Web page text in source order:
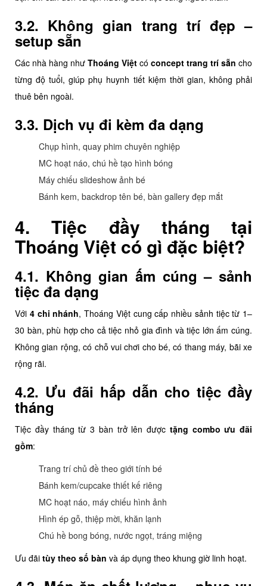
3.2. Không gian trang trí đẹp –
setup sẵn
Các nhà hàng như Thoáng Việt có concept trang trí sẵn cho
từng độ tuổi, giúp phụ huynh tiết kiệm thời gian, không phải
thuê bên ngoài.
3.3. Dịch vụ đi kèm đa dạng
Chụp hình, quay phim chuyên nghiệp
MC hoạt náo, chú hề tạo hình bóng
Máy chiếu slideshow ảnh bé
Bánh kem, backdrop tên bé, bàn gallery đẹp mắt
4. Tiệc đầy tháng tại
Thoáng Việt có gì đặc biệt?
4.1. Không gian ấm cúng – sảnh
tiệc đa dạng
Với 4 chi nhánh, Thoáng Việt cung cấp nhiều sảnh tiệc từ 1–
30 bàn, phù hợp cho cả tiệc nhỏ gia đình và tiệc lớn ấm cúng.
Không gian rộng, có chỗ vui chơi cho bé, có thang máy, bãi xe
rộng rãi.
4.2. Ưu đãi hấp dẫn cho tiệc đầy
tháng
Tiệc đầy tháng từ 3 bàn trở lên được tặng combo ưu đãi
gồm:
Trang trí chủ đề theo giới tính bé
Bánh kem/cupcake thiết kế riêng
MC hoạt náo, máy chiếu hình ảnh
Hình ép gỗ, thiệp mời, khăn lạnh
Chú hề bong bóng, nước ngọt, tráng miệng
Ưu đãi tùy theo số bàn và áp dụng theo khung giờ linh hoạt.